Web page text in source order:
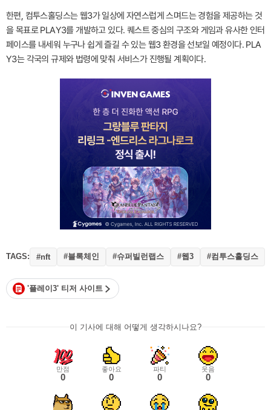
한편, 컴투스홀딩스는 웹3가 일상에 자연스럽게 스며드는 경험을 제공하는 것
을 목표로 PLAY3를 개발하고 있다. 퀘스트 중심의 구조와 게임과 유사한 인터
페이스를 내세워 누구나 쉽게 즐길 수 있는 웹3 환경을 선보일 예정이다. PLA
Y3는 각국의 규제와 법령에 맞춰 서비스가 진행될 계획이다.
TAGS: #nft #블록체인 #슈퍼빌런랩스 #웹3 #컴투스홀딩스
'플레이3' 티저 사이트
이 기사에 대해 어떻게 생각하시나요?
만점
0
좋아요
0
파티
0
웃음
0